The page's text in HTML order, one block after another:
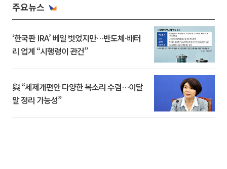
주요뉴스
‘한국판 IRA’ 베일 벗었지만…반도체·배터
리 업계 “시행령이 관건”
與 “세제개편안 다양한 목소리 수렴…이달
말 정리 가능성”